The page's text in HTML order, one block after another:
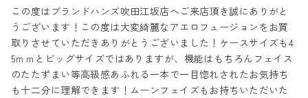
この度はブランドハンズ吹田江坂店へご来店頂き誠にありがと
うございます！この度は大変綺麗なアエロフュージョンをお買
取りさせていただきありがとうございました！ケースサイズも4
5ｍｍとビッグサイズではありますが、機能はもちろんフェイス
のたたずまい等高級感あふれる一本で一目惚れされたお気持ち
も十二分に理解できます！ムーンフェイズもお持ちいただいた